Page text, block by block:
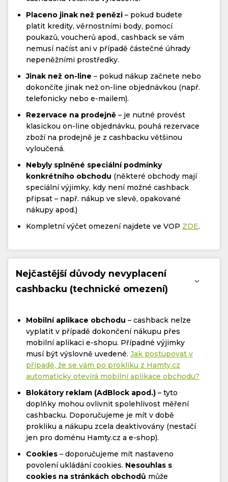
Placeno jinak než penězi – pokud budete
platit kredity, věrnostními body, pomocí
poukazů, voucherů apod., cashback se vám
nemusí načíst ani v případě částečné úhrady
nepeněžními prostředky.
Jinak než on-line – pokud nákup začnete nebo
dokončíte jinak než on-line objednávkou (např.
telefonicky nebo e-mailem).
Rezervace na prodejně – je nutné provést
klasickou on-line objednávku, pouhá rezervace
zboží na prodejně je z cashbacku většinou
vyloučená.
Nebyly splněné speciální podmínky
konkrétního obchodu (některé obchody mají
speciální výjimky, kdy není možné cashback
připsat – např. nákup ve slevě, opakované
nákupy apod.)
Kompletní výčet omezení najdete ve VOP ZDE.
Nejčastější důvody nevyplacení
cashbacku (technické omezení)
Mobilní aplikace obchodu – cashback nelze
vyplatit v případě dokončení nákupu přes
mobilní aplikaci e-shopu. Případné výjimky
musí být výslovně uvedené. Jak postupovat v
případě, že se vám po prokliku z Hamty.cz
automaticky otevírá mobilní aplikace obchodu?
Blokátory reklam (AdBlock apod.) – tyto
doplňky mohou ovlivnit spolehlivost měření
cashbacku. Doporučujeme je mít v době
prokliku a nákupu zcela deaktivovány (nestačí
jen pro doménu Hamty.cz a e-shop).
Cookies – doporučujeme mít nastaveno
povolení ukládání cookies. Nesouhlas s
cookies na stránkách obchodů může